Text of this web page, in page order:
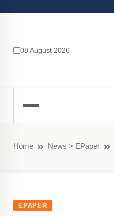
08 August 2026
Home News > EPaper
EPAPER